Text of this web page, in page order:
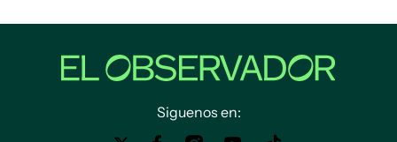
Siguenos en: